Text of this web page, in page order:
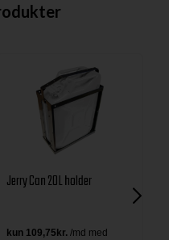
Jerry Can 20L holder